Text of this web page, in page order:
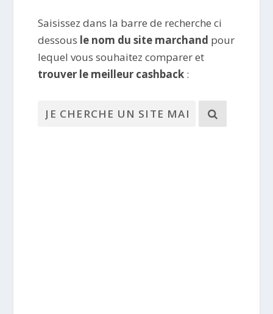
Saisissez dans la barre de recherche ci
dessous le nom du site marchand pour
lequel vous souhaitez comparer et
trouver le meilleur cashback :